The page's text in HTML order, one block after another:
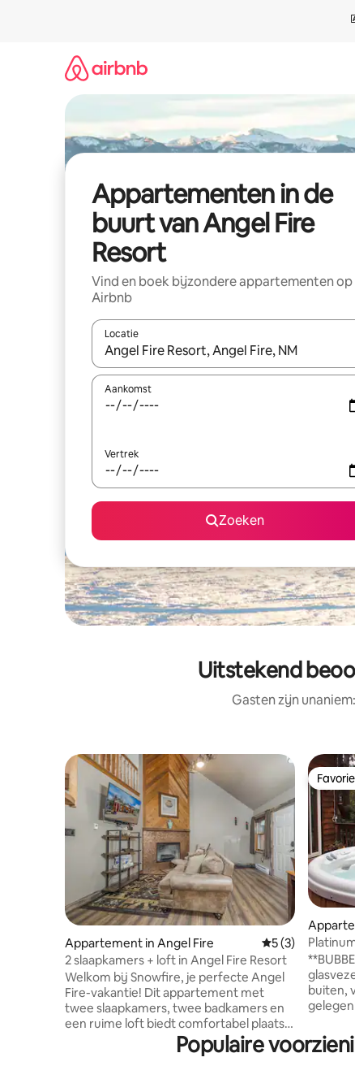
Appartementen in de
buurt van Angel Fire
Resort
Vind en boek bijzondere appartementen op
Airbnb
Locatie
Wanneer er resultaten beschikbaar zijn, maak
Aankomst
Vertrek
Zoeken
Uitstekend
Gasten zijn
Appartement in Angel Fire Gemiddelde
5 (3)
2 slaapkamers + loft in Angel Fire Resort
Welkom bij Snowfire, je perfecte Angel
Fire-vakantie! Dit appartement met
twee slaapkamers, twee badkamers en
een ruime loft biedt comfortabel plaats
aan maximaal acht gasten en ligt op
minder dan een kwart mijl van de
buiten,
Populaire